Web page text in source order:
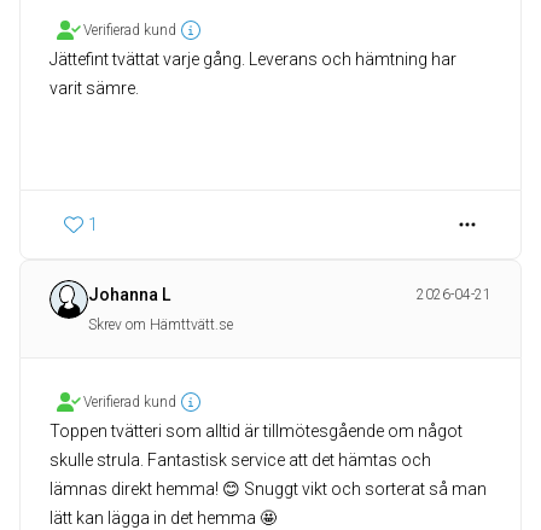
Verifierad kund
Jättefint tvättat varje gång. Leverans och hämtning har
varit sämre.
1
Johanna L
2026-04-21
Skrev om Hämttvätt.se
Verifierad kund
Toppen tvätteri som alltid är tillmötesgående om något
skulle strula. Fantastisk service att det hämtas och
lämnas direkt hemma! 😊 Snuggt vikt och sorterat så man
lätt kan lägga in det hemma 🤩